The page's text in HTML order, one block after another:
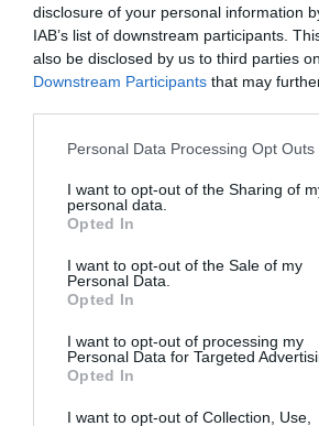
disclosure of your personal information
IAB’s list of downstream participants.
also be disclosed by us to third parties
Downstream Participants that may
Please note that this website/app uses
not limited to your visit or usage
grant or deny consent to Google and its
use your data for below specified
consent section.
Personal Data Processing Opt Outs
I want to opt-out of the Sharing of
personal data.
Opted In
I want to opt-out of the Sale of my
Personal Data.
Opted In
I want to opt-out of processing my
Personal Data for Targeted
Opted In
I want to opt-out of Collection, Use,
➤ EuroLeague: Παναθηναϊκός και
κορυφή του πρώτου power ranking
➤ Σιλβέν Φρανσίσκο: Το
πανίσχυρο ρόστερ της νέας σεζόν
➤ Ολυμπιακός: «Καυτός»
EuroLeague και δύο Super Cup